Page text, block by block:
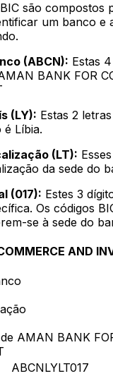
são compostos
um banco e
(ABCN): Estas
BANK FOR
(LY): Estas 2
é Líbia.
(LT):
da sede do
(017): Estes 3
Os códigos
se à sede do
AND
AMAN BANK
ABCNLYLT017